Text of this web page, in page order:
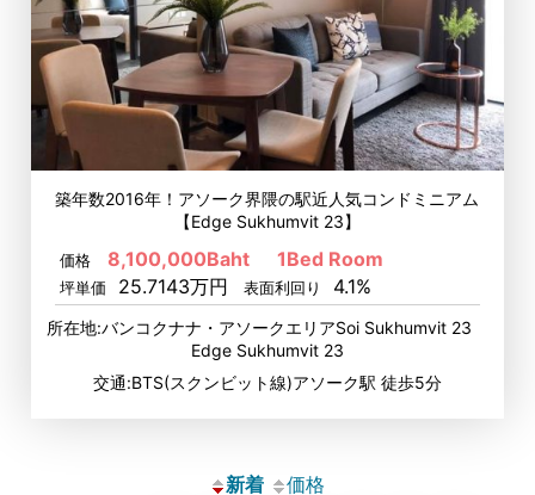
築年数2016年！アソーク界隈の駅近人気コンドミニアム
【Edge Sukhumvit 23】
価格 8,100,000Baht 1Bed Room
坪単価 25.7143万円 表面利回り 4.1%
所在地:バンコクナナ・アソークエリアSoi Sukhumvit 23
Edge Sukhumvit 23
交通:BTS(スクンビット線)アソーク駅 徒歩5分
新着 価格